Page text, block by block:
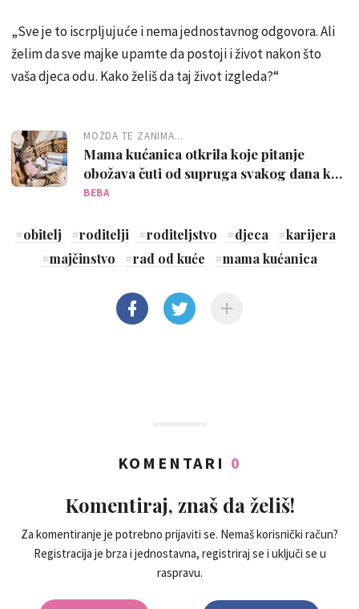
„Sve je to iscrpljujuće i nema jednostavnog odgovora. Ali
želim da sve majke upamte da postoji i život nakon što
vaša djeca odu. Kako želiš da taj život izgleda?“
MOŽDA TE ZANIMA...
Mama kućanica otkrila koje pitanje
obožava čuti od supruga svakog dana kad
dođe kući
BEBA
#obitelj #roditelji #roditeljstvo #djeca #karijera
#majčinstvo #rad od kuće #mama kućanica
KOMENTARI 0
Komentiraj, znaš da želiš!
Za komentiranje je potrebno prijaviti se. Nemaš korisnički račun?
Registracija je brza i jednostavna, registriraj se i uključi se u
raspravu.